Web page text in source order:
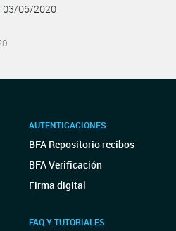
03/06/2020
AUTENTICACIONES
BFA Repositorio recibos
BFA Verificación
Firma digital
FAQ Y TUTORIALES